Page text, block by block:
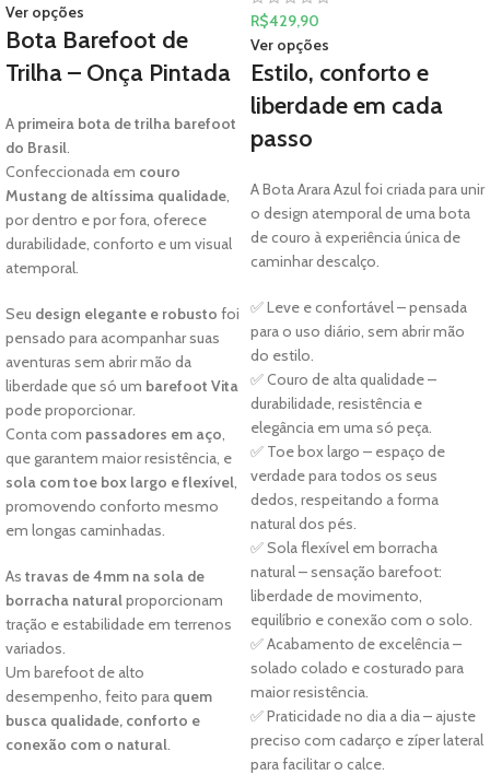
Ver opções
Bota Barefoot de
Trilha – Onça Pintada
A primeira bota de trilha barefoot
do Brasil.
Confeccionada em couro
Mustang de altíssima qualidade,
por dentro e por fora, oferece
durabilidade, conforto e um visual
atemporal.
Seu design elegante e robusto foi
pensado para acompanhar suas
aventuras sem abrir mão da
liberdade que só um barefoot Vita
pode proporcionar.
Conta com passadores em aço,
que garantem maior resistência, e
sola com toe box largo e flexível,
promovendo conforto mesmo
em longas caminhadas.
As travas de 4mm na sola de
borracha naturalproporcionam
tração e estabilidade em terrenos
variados.
Um barefoot de alto
desempenho, feito para quem
busca qualidade, conforto e
conexão com o natural.
R$429,90
Ver opções
Estilo, conforto e
liberdade em cada
passo
A Bota Arara Azul foi criada para unir
o design atemporal de uma bota
de couro à experiência única de
caminhar descalço.
✅ Leve e confortável – pensada
para o uso diário, sem abrir mão
do estilo.
✅ Couro de alta qualidade –
durabilidade, resistência e
elegância em uma só peça.
✅ Toe box largo – espaço de
verdade para todos os seus
dedos, respeitando a forma
natural dos pés.
✅ Sola flexível em borracha
natural – sensação barefoot:
liberdade de movimento,
equilíbrio e conexão com o solo.
✅ Acabamento de excelência –
solado colado e costurado para
maior resistência.
✅ Praticidade no dia a dia – ajuste
preciso com cadarço e zíper lateral
para facilitar o calce.